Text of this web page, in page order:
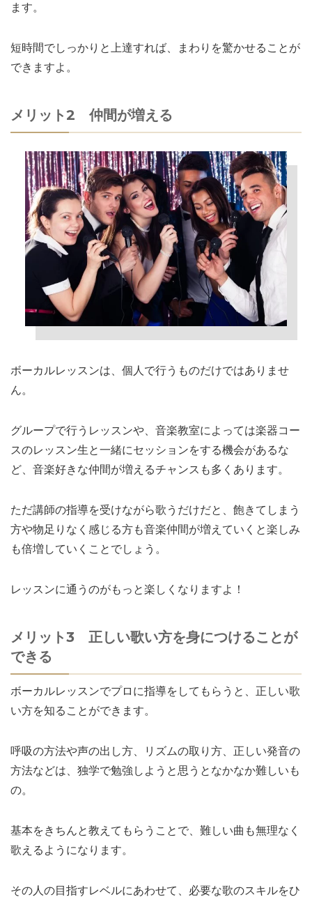
ます。
短時間でしっかりと上達すれば、まわりを驚かせることが
できますよ。
メリット2 仲間が増える
ボーカルレッスンは、個人で行うものだけではありませ
ん。
グループで行うレッスンや、音楽教室によっては楽器コー
スのレッスン生と一緒にセッションをする機会があるな
ど、音楽好きな仲間が増えるチャンスも多くあります。
ただ講師の指導を受けながら歌うだけだと、飽きてしまう
方や物足りなく感じる方も音楽仲間が増えていくと楽しみ
も倍増していくことでしょう。
レッスンに通うのがもっと楽しくなりますよ！
メリット3 正しい歌い方を身につけることが
できる
ボーカルレッスンでプロに指導をしてもらうと、正しい歌
い方を知ることができます。
呼吸の方法や声の出し方、リズムの取り方、正しい発音の
方法などは、独学で勉強しようと思うとなかなか難しいも
の。
基本をきちんと教えてもらうことで、難しい曲も無理なく
歌えるようになります。
その人の目指すレベルにあわせて、必要な歌のスキルをひ